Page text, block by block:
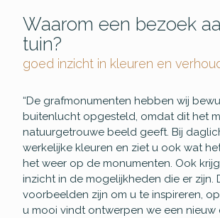
Waarom een bezoek
tuin?
goed inzicht in kleuren en
“De grafmonumenten hebben wij
buitenlucht opgesteld, omdat dit het
natuurgetrouwe beeld geeft. Bij
werkelijke kleuren en ziet u ook wat
het weer op de monumenten. Ook
inzicht in de mogelijkheden die er zijn.
voorbeelden zijn om u te inspireren,
u mooi vindt ontwerpen we een nieuw